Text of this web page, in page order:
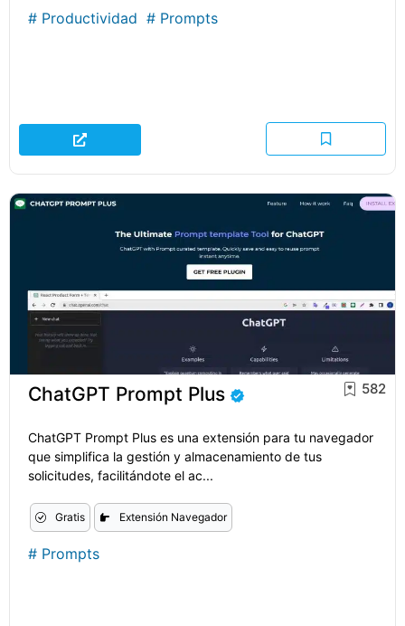
# Productividad # Prompts
ChatGPT Prompt Plus 582
ChatGPT Prompt Plus es una extensión para tu navegador
que simplifica la gestión y almacenamiento de tus
solicitudes, facilitándote el ac...
Gratis Extensión Navegador
# Prompts